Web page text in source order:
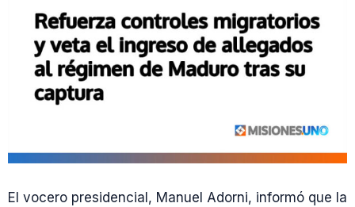
El vocero presidencial, Manuel Adorni, informó que la